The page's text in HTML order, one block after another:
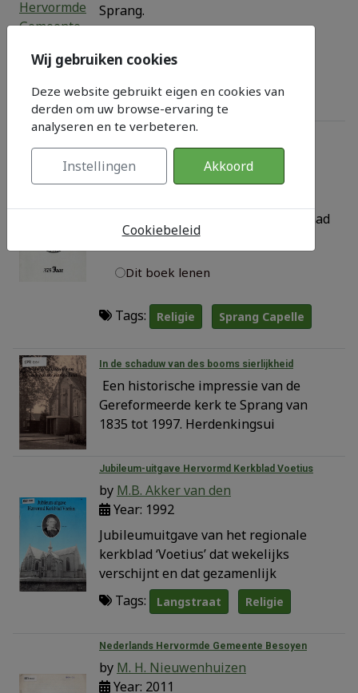
Sprang.
Tags: Religie Sprang Capelle
Hervormde Gemeente Sprang
Pieter Brinissen Santen van
Year: 1985
Gemeente Sprang. Uitgever Kerkeraad
Sprang.
Dit boek lenen
Tags: Religie Sprang Capelle
In de schaduw van des booms sierlijkheid
Een historische impressie van de
Gereformeerde kerk te Sprang van
1835 tot 1997. Herdenkingsui
Jubileum-uitgave Hervormd Kerkblad Voetius
by M.B. Akker van den
Year: 1992
Jubileumuitgave van het regionale
kerkblad ‘Voetius’ dat wekelijks
verschijnt en dat gezamenlijk
Tags:
Langstraat Religie
Nederlands Hervormde Gemeente Besoyen
by M. H. Nieuwenhuizen
Year: 2011
Wij gebruiken cookies
Deze website gebruikt eigen en cookies van
derden om uw browse-ervaring te
analyseren en te verbeteren.
Instellingen Akkoord
Cookiebeleid